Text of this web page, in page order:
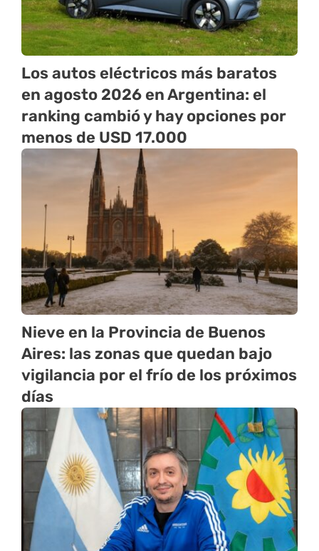
Los autos eléctricos más baratos
en agosto 2026 en Argentina: el
ranking cambió y hay opciones por
menos de USD 17.000
Nieve en la Provincia de Buenos
Aires: las zonas que quedan bajo
vigilancia por el frío de los próximos
días